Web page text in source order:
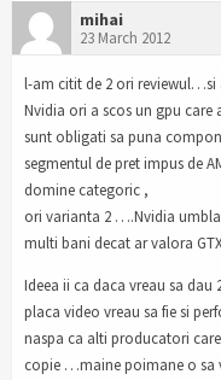
mihai
23 March 2012
l-am citit de 2 ori reviewul…si
Nvidia ori a scos un gpu care
sunt obligati sa puna
segmentul de pret impus de
domine categoric ,
ori varianta 2 ….Nvidia
multi bani decat ar valora
Ideea ii ca daca vreau sa dau
placa video vreau sa fie si
naspa ca alti producatori
copie …maine poimane o sa